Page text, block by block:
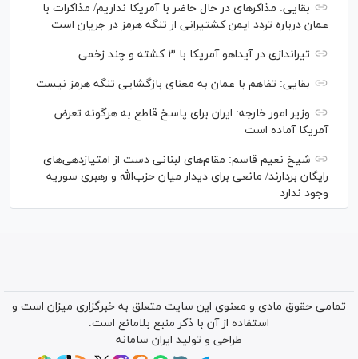
بقایی: مذاکره‎ای در حال حاضر با آمریکا نداریم/ مذاکرات با
عمان درباره تردد ایمن کشتیرانی از تنگه هرمز در جریان است
تیراندازی در آیداهو آمریکا با ۳ کشته و چند زخمی
بقایی: تفاهم با عمان به معنای بازگشایی تنگه هرمز نیست
وزیر امور خارجه: ایران برای پاسخ قاطع به هرگونه تعرض
آمریکا آماده است
شیخ نعیم قاسم: مقام‌های لبنانی دست از امتیازدهی‌های
رایگان بردارند/ مانعی برای دیدار میان حزب‌الله و رهبری سوریه
وجود ندارد
تمامی حقوق مادی و معنوی این سایت متعلق به خبرگزاری میزان است و
استفاده از آن با ذکر منبع بلامانع است.
طراحی و تولید ایران سامانه